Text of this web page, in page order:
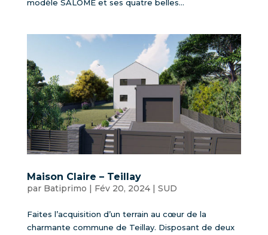
modèle SALOME et ses quatre belles...
Maison Claire – Teillay
par Batiprimo | Fév 20, 2024| SUD
Faites l’acquisition d’un terrain au cœur de la
charmante commune de Teillay. Disposant de deux